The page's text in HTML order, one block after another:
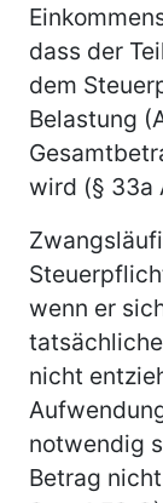
dass der
dem
Belastung
wird (§ 33a
wenn er
nicht
notwendig
Betrag